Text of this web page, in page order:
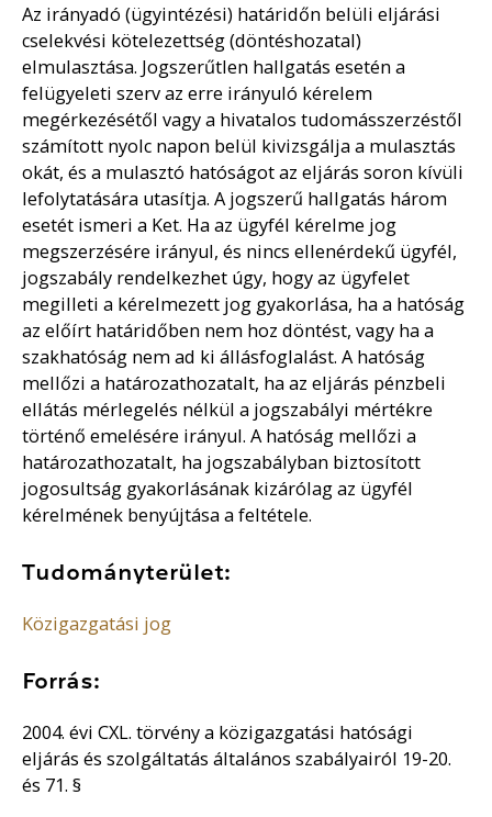
Az irányadó (ügyintézési) határidőn belüli eljárási
cselekvési kötelezettség (döntéshozatal)
elmulasztása. Jogszerűtlen hallgatás esetén a
felügyeleti szerv az erre irányuló kérelem
megérkezésétől vagy a hivatalos tudomásszerzéstől
számított nyolc napon belül kivizsgálja a mulasztás
okát, és a mulasztó hatóságot az eljárás soron kívüli
lefolytatására utasítja. A jogszerű hallgatás három
esetét ismeri a Ket. Ha az ügyfél kérelme jog
megszerzésére irányul, és nincs ellenérdekű ügyfél,
jogszabály rendelkezhet úgy, hogy az ügyfelet
megilleti a kérelmezett jog gyakorlása, ha a hatóság
az előírt határidőben nem hoz döntést, vagy ha a
szakhatóság nem ad ki állásfoglalást. A hatóság
mellőzi a határozathozatalt, ha az eljárás pénzbeli
ellátás mérlegelés nélkül a jogszabályi mértékre
történő emelésére irányul. A hatóság mellőzi a
határozathozatalt, ha jogszabályban biztosított
jogosultság gyakorlásának kizárólag az ügyfél
kérelmének benyújtása a feltétele.
Tudományterület:
Közigazgatási jog
Forrás:
2004. évi CXL. törvény a közigazgatási hatósági
eljárás és szolgáltatás általános szabályairól 19-20.
és 71. §